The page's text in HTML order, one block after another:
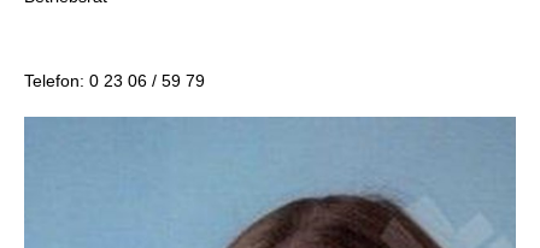
Telefon: 0 23 06 / 59 79